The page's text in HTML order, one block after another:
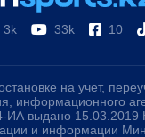
3k 33k 10
на учет,
информационного
выдано 15.03.2019
и информации